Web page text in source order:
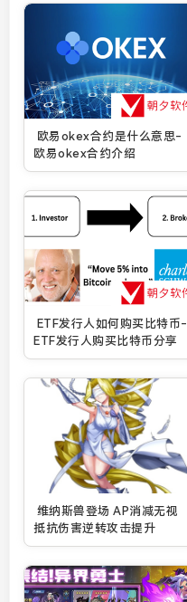
欧易okex合约是什么意思-
欧易okex合约介绍
ETF发行人如何购买比特币-
ETF发行人购买比特币分享
维纳斯兽登场 AP消减无视
抵抗伤害逆转攻击提升